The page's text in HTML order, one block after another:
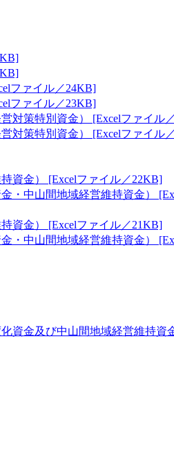
ファイル／24KB]
ファイル／23KB]
対策特別資金） [Excelファイル
対策特別資金） [Excelファイル
資金） [Excelファイル／22KB]
・中山間地域経営維持資金）
資金） [Excelファイル／21KB]
・中山間地域経営維持資金）
資金及び中山間地域経営維持資